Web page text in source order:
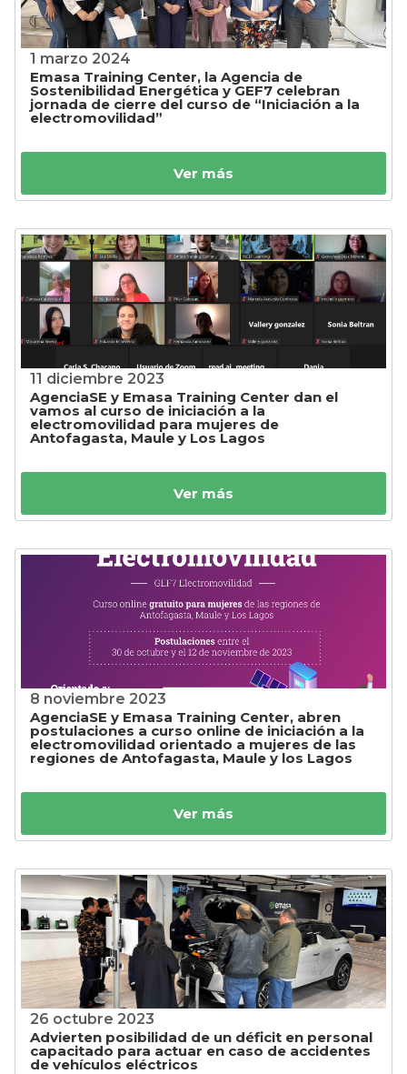
1 marzo 2024
Emasa Training Center, la Agencia de
Sostenibilidad Energética y GEF7 celebran
jornada de cierre del curso de “Iniciación a la
electromovilidad”
Ver más
11 diciembre 2023
AgenciaSE y Emasa Training Center dan el
vamos al curso de iniciación a la
electromovilidad para mujeres de
Antofagasta, Maule y Los Lagos
Ver más
8 noviembre 2023
AgenciaSE y Emasa Training Center, abren
postulaciones a curso online de iniciación a la
electromovilidad orientado a mujeres de las
regiones de Antofagasta, Maule y los Lagos
Ver más
26 octubre 2023
Advierten posibilidad de un déficit en personal
capacitado para actuar en caso de accidentes
de vehículos eléctricos